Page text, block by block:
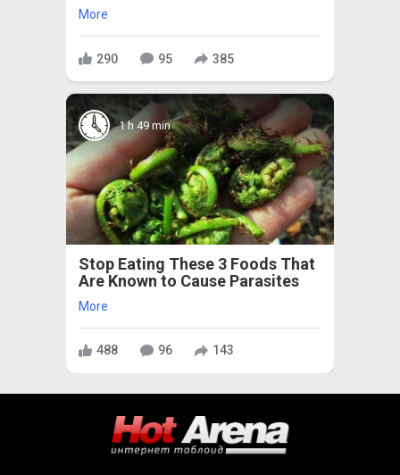
More
290 95 385
1 h 49 min
Stop Eating These 3 Foods That
Are Known to Cause Parasites
More
488 96 143